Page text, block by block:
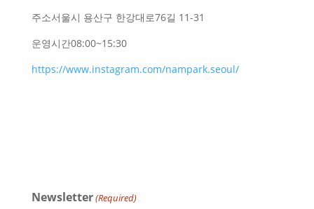
주소서울시 용산구 한강대로76길 11-31
운영시간08:00~15:30
https://www.instagram.com/nampark.seoul/
Newsletter(Required)